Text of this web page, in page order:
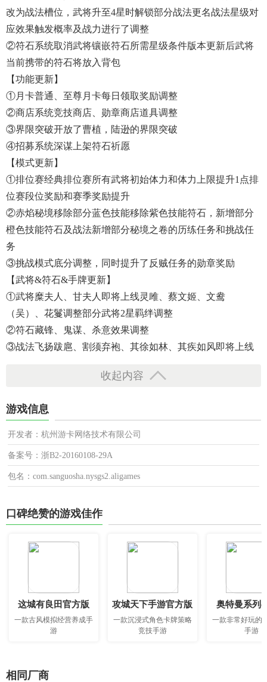
改为战法槽位，武将升至4星时解锁部分战法更名战法星级对
应效果触发概率及战力进行了调整
②符石系统取消武将镶嵌符石所需星级条件版本更新后武将
当前携带的符石将放入背包
【功能更新】
①月卡普通、至尊月卡每日领取奖励调整
②商店系统竞技商店、勋章商店道具调整
③界限突破开放了曹植，陆逊的界限突破
④招募系统深谋上架符石祈愿
【模式更新】
①排位赛经典排位赛所有武将初始体力和体力上限提升1点排
位赛段位奖励和赛季奖励提升
②赤焰秘境移除部分蓝色技能移除紫色技能符石，新增部分
橙色技能符石及战法新增部分秘境之卷的历练任务和挑战任
务
③挑战模式底分调整，同时提升了反贼任务的勋章奖励
【武将&符石&手牌更新】
①武将糜夫人、甘夫人即将上线灵雎、蔡文姬、文鸯
（吴）、花鬘调整部分武将2星羁绊调整
②符石藏锋、鬼谋、杀意效果调整
③战法飞扬跋扈、割须弃袍、其徐如林、其疾如风即将上线
收起内容
游戏信息
开发者：杭州游卡网络技术有限公司
备案号：浙B2-20160108-29A
包名：com.sanguosha.nysgs2.aligames
口碑绝赞的游戏佳作
这城有良田官方版
一款古风模拟经营养成手
游
攻城天下手游官方版
一款沉浸式角色卡牌策略
竞技手游
奥特曼系列
一款非常好玩的
手游
相同厂商